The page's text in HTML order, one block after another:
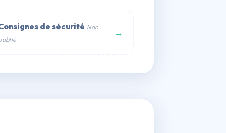
de sécurité Non
→